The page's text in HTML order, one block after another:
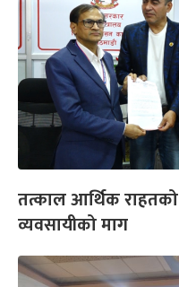
तत्काल आर्थिक राहतको
व्यवसायीको माग